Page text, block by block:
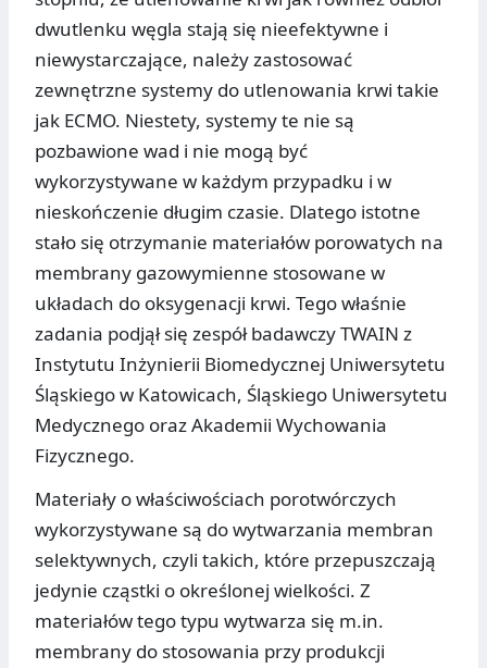
dwutlenku węgla stają się nieefektywne i
niewystarczające, należy zastosować
zewnętrzne systemy do utlenowania krwi takie
jak ECMO. Niestety, systemy te nie są
pozbawione wad i nie mogą być
wykorzystywane w każdym przypadku i w
nieskończenie długim czasie. Dlatego istotne
stało się otrzymanie materiałów porowatych na
membrany gazowymienne stosowane w
układach do oksygenacji krwi. Tego właśnie
zadania podjął się zespół badawczy TWAIN z
Instytutu Inżynierii Biomedycznej Uniwersytetu
Śląskiego w Katowicach, Śląskiego Uniwersytetu
Medycznego oraz Akademii Wychowania
Fizycznego.
Materiały o właściwościach porotwórczych
wykorzystywane są do wytwarzania membran
selektywnych, czyli takich, które przepuszczają
jedynie cząstki o określonej wielkości. Z
materiałów tego typu wytwarza się m.in.
membrany do stosowania przy produkcji